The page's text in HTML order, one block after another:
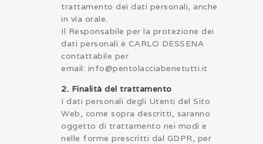
trattamento dei dati personali, anche
in via orale.
Il Responsabile per la protezione dei
dati personali è CARLO DESSENA
contattabile per
email: info@pentolacciabenetutti.it
2. Finalità del trattamento
I dati personali degli Utenti del Sito
Web, come sopra descritti, saranno
oggetto di trattamento nei modi e
nelle forme prescritti dal GDPR, per